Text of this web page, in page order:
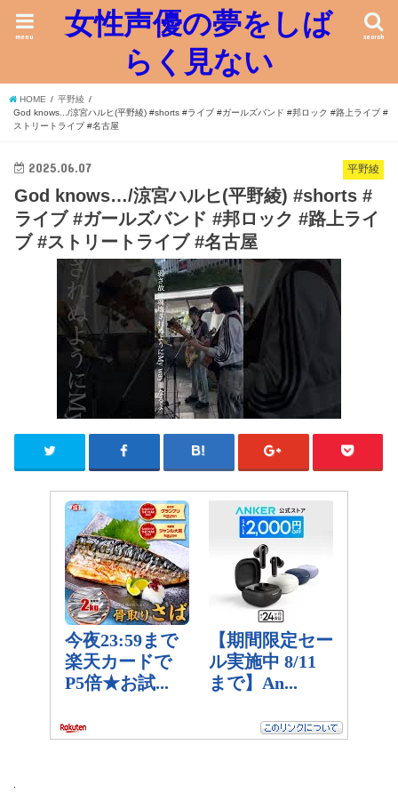
女性声優の夢をしば
らく見ない
search
menu
HOME
平野綾
God knows.../涼宮ハルヒ(平野綾) #shorts #ライブ #ガールズバンド #邦ロック #路上ライブ #
ストリートライブ #名古屋
平野綾
2025.06.07
God knows…/涼宮ハルヒ(平野綾) #shorts #
ライブ #ガールズバンド #邦ロック #路上ライ
ブ #ストリートライブ #名古屋